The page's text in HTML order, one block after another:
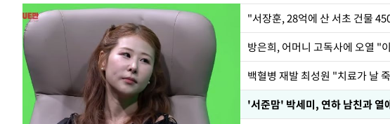
"서장훈, 28억에 산 서초 건물
방은희, 어머니 고독사에 오열 "
백혈병 재발 최성원 "치료가 날
'서준맘' 박세미, 연하 남친과 열